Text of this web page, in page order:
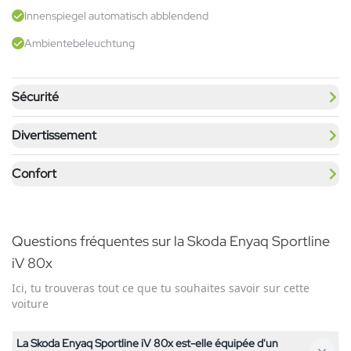
Innenspiegel automatisch abblendend
Ambientebeleuchtung
Sécurité
Divertissement
Confort
Questions fréquentes sur la Skoda Enyaq Sportline
iV 80x
Ici, tu trouveras tout ce que tu souhaites savoir sur cette
voiture
La Skoda Enyaq Sportline iV 80x est-elle équipée d'un